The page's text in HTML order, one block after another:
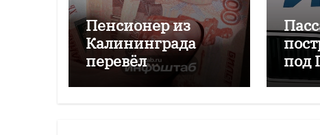
Пенсионер из
Калининграда
перевёл
мошенникам более
под